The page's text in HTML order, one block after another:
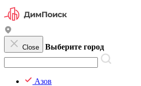
Close Выберите город
Азов